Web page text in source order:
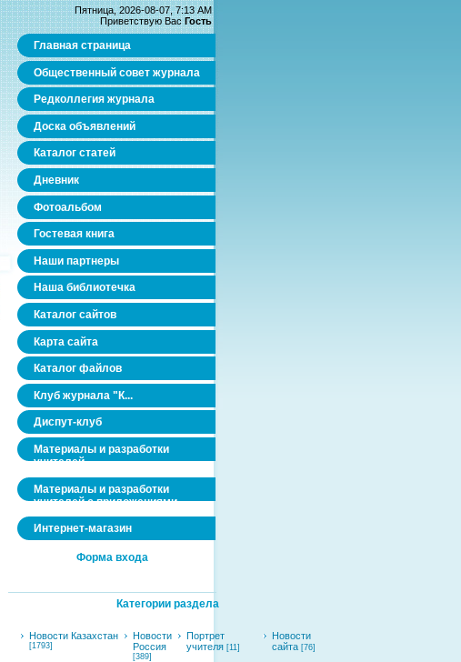
Пятница, 2026-08-07, 7:13 AM
Приветствую Вас Гость
Главная страница
Общественный совет журнала
Редколлегия журнала
Доска объявлений
Каталог статей
Дневник
Фотоальбом
Гостевая книга
Наши партнеры
Наша библиотечка
Каталог сайтов
Карта сайта
Каталог файлов
Клуб журнала "К...
Диспут-клуб
Материалы и разработки
учителей
Материалы и разработки
учителей с приложениями
Интернет-магазин
Форма входа
Категории раздела
Новости Казахстан
[1793]
Новости
Россия
[389]
Портрет
учителя [11]
Новости
сайта [76]